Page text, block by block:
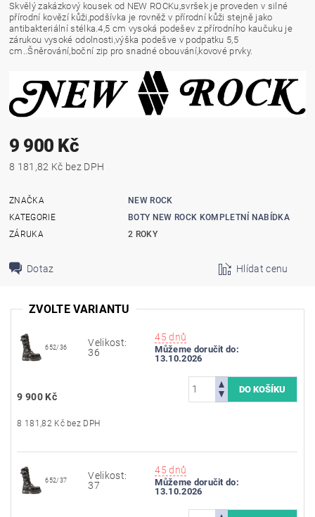
Skvělý zakázkový kousek od NEW ROCKu,svršek je proveden v silné
přírodní kovězí kůži,podšívka je rovněž v přírodní kůži stejně jako
antibakteriální stélka.4,5 cm vysoká podešev z přírodního kaučuku je
zárukou vysoké odolnosti,výška podešve v podpatku 5,5
cm..Šněrování,boční zip pro snadné obouvání,kovové prvky.
9 900 Kč
8 181,82 Kč bez DPH
ZNAČKA
NEW ROCK
KATEGORIE
BOTY NEW ROCK KOMPLETNÍ NABÍDKA
ZÁRUKA
2 ROKY
Dotaz Hlídat cenu
ZVOLTE VARIANTU
652/36
Velikost:
36
45 dnů
Můžeme doručit do:
13.10.2026
9 900 Kč
8 181,82 Kč bez DPH
652/37
Velikost:
37
45 dnů
Můžeme doručit do:
13.10.2026